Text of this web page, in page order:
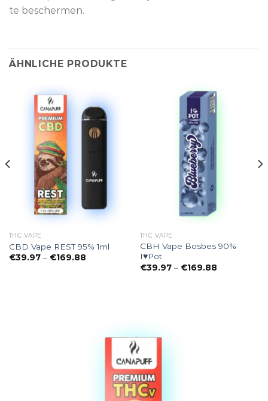
te beschermen.
ÄHNLICHE PRODUKTE
THC VAPE
CBD Vape REST 95% 1ml
€39.97 – €169.88Preisspanne:
THC VAPE
CBH Vape Bosbes 90%
I♥Pot
€39.97 – €169.88